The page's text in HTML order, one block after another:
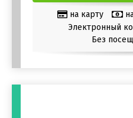
на карту
Электронный
Без